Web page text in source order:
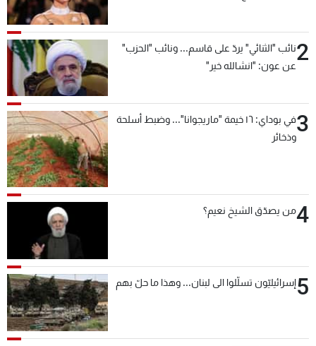
2نائب "الثنائي" يردّ على قاسم... ونائب "الحزب"
عن عون: "انشالله خير"
3
في بوداي: ١٦ خيمة "ماريجوانا"... وضبط أسلحة
وذخائر
4من يصدّق الشيخ نعيم؟
5إسرائيليّون تسلّلوا الى لبنان... وهذا ما حلّ بهم